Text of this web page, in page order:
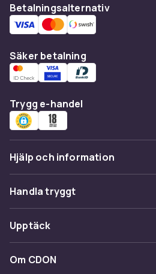
Betalningsalternativ
Säker betalning
Trygg e-handel
Hjälp och information
Vanliga frågor
Spåra paket
Ångra & Returnera här
Kundservice
Handla tryggt
Betalning
Leverans
Upptäck
Kategorier
Om CDON